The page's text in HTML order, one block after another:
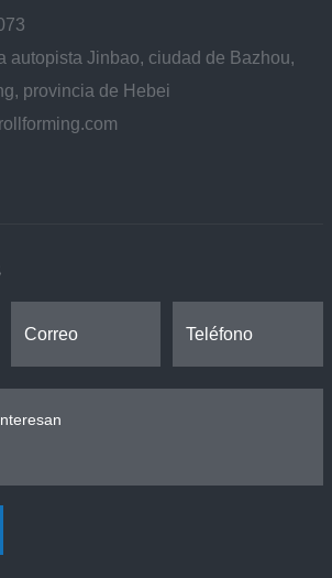
autopista Jinbao, ciudad de Bazhou,
provincia de Hebei